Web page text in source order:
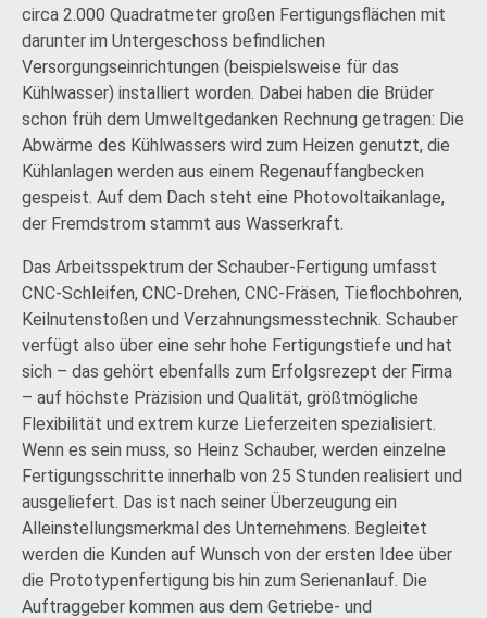
circa 2.000 Quadratmeter großen Fertigungsflächen mit
darunter im Untergeschoss befindlichen
Versorgungseinrichtungen (beispielsweise für das
Kühlwasser) installiert worden. Dabei haben die Brüder
schon früh dem Umweltgedanken Rechnung getragen: Die
Abwärme des Kühlwassers wird zum Heizen genutzt, die
Kühlanlagen werden aus einem Regenauffangbecken
gespeist. Auf dem Dach steht eine Photovoltaikanlage,
der Fremdstrom stammt aus Wasserkraft.
Das Arbeitsspektrum der Schauber-Fertigung umfasst
CNC-Schleifen, CNC-Drehen, CNC-Fräsen, Tieflochbohren,
Keilnutenstoßen und Verzahnungsmesstechnik. Schauber
verfügt also über eine sehr hohe Fertigungstiefe und hat
sich – das gehört ebenfalls zum Erfolgsrezept der Firma
– auf höchste Präzision und Qualität, größtmögliche
Flexibilität und extrem kurze Lieferzeiten spezialisiert.
Wenn es sein muss, so Heinz Schauber, werden einzelne
Fertigungsschritte innerhalb von 25 Stunden realisiert und
ausgeliefert. Das ist nach seiner Überzeugung ein
Alleinstellungsmerkmal des Unternehmens. Begleitet
werden die Kunden auf Wunsch von der ersten Idee über
die Prototypenfertigung bis hin zum Serienanlauf. Die
Auftraggeber kommen aus dem Getriebe- und